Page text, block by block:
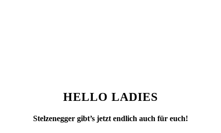
HELLO LADIES
Stelzenegger gibt’s jetzt endlich auch für euch!